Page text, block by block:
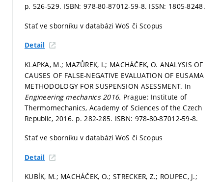
p. 526-529. ISBN: 978-80-87012-59-8. ISSN: 1805-8248.
Stať ve sborníku v databázi WoS či Scopus
Detail
KLAPKA, M.; MAZŮREK, I.; MACHÁČEK, O. ANALYSIS OF
CAUSES OF FALSE-NEGATIVE EVALUATION OF EUSAMA
METHODOLOGY FOR SUSPENSION ASESSMENT. In
Engineering mechanics 2016. Prague: Institute of
Thermomechanics, Academy of Sciences of the Czech
Republic, 2016. p. 282-285. ISBN: 978-80-87012-59-8.
Stať ve sborníku v databázi WoS či Scopus
Detail
KUBÍK, M.; MACHÁČEK, O.; STRECKER, Z.; ROUPEC, J.;